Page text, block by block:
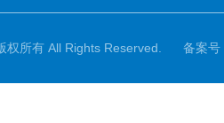
所有 All Rights Reserved. 备案号